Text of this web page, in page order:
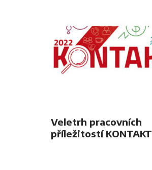
Veletrh pracovních
příležitostí KONTAKT